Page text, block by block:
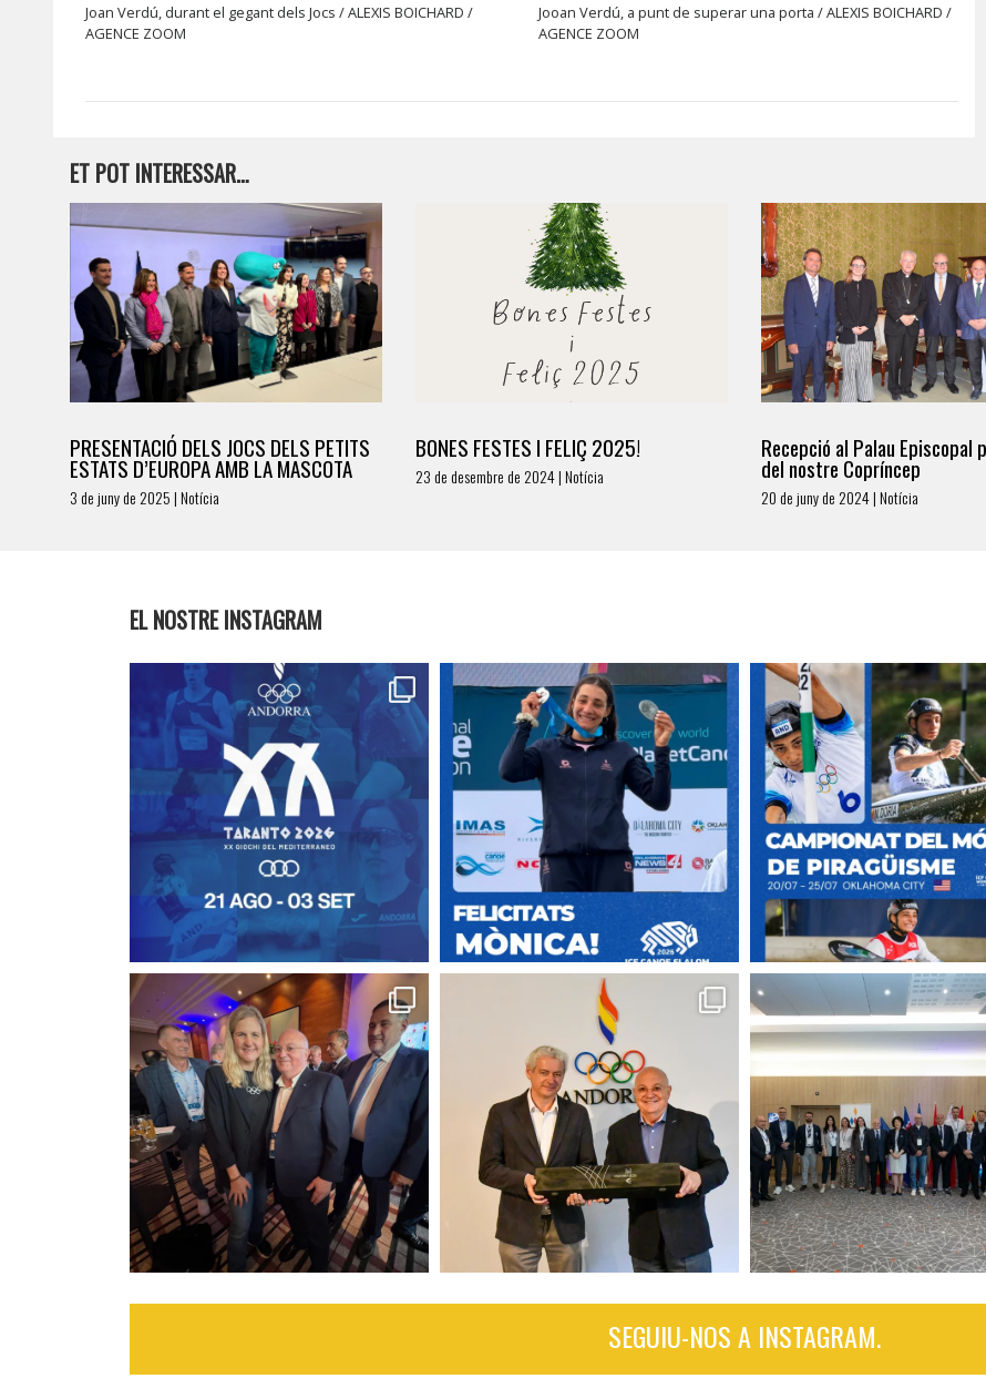
Joan Verdú, durant el gegant dels Jocs / ALEXIS BOICHARD /
AGENCE ZOOM
Jooan Verdú, a punt de superar una porta / ALEXIS BOICHARD /
AGENCE ZOOM
ET POT INTERESSAR…
PRESENTACIÓ DELS JOCS DELS PETITS
ESTATS D’EUROPA AMB LA MASCOTA
3 de juny de 2025 | Notícia
BONES FESTES I FELIÇ 2025!
23 de desembre de 2024 | Notícia
Recepció al Palau Episcopal
del nostre Copríncep
20 de juny de 2024 | Notícia
EL NOSTRE INSTAGRAM
SEGUIU-NOS A INSTAGRAM.